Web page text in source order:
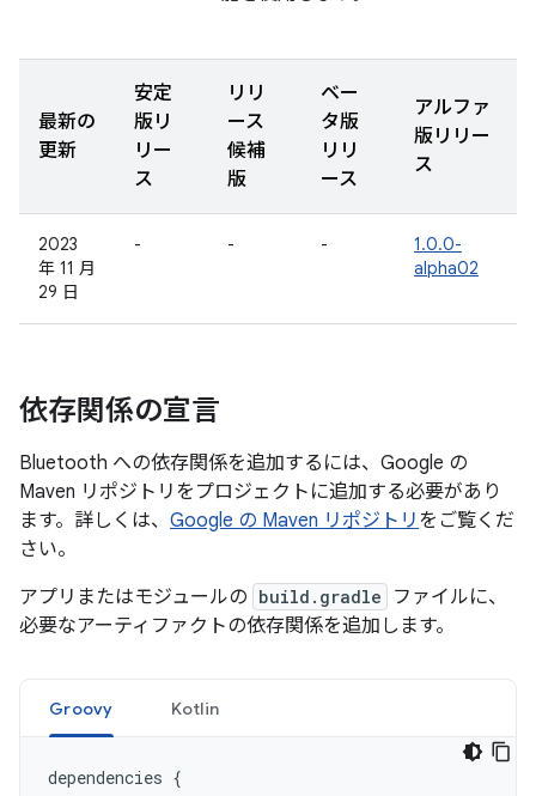
最新の
更新
安定
版リ
リー
ス
リリ
ース
候補
版
ベー
タ版
リリ
ース
アルファ
版リリー
ス
2023
年 11 月
29 日
- - -
1.0.0-
alpha02
依存関係の宣言
Bluetooth への依存関係を追加するには、Google の
Maven リポジトリをプロジェクトに追加する必要があり
ます。詳しくは、 Google の Maven リポジトリ をご覧くだ
さい。
アプリまたはモジュールの build.gradle
ファイルに、
必要なアーティファクトの依存関係を追加します。
Groovy Kotlin
dependencies {